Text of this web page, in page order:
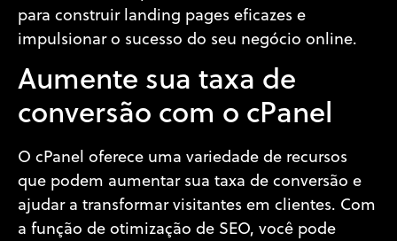
para construir landing pages eficazes e
impulsionar o sucesso do seu negócio online.
Aumente sua taxa de
conversão com o cPanel
O cPanel oferece uma variedade de recursos
que podem aumentar sua taxa de conversão e
ajudar a transformar visitantes em clientes. Com
a função de otimização de SEO, você pode